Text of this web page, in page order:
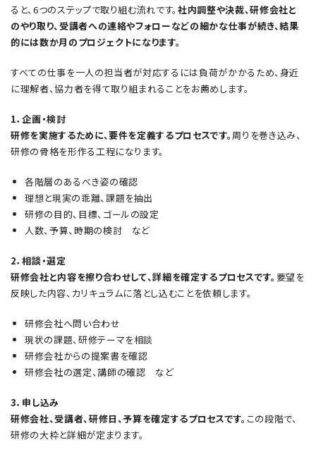
ると、6つのステップで取り組む流れです。 社内調整や決裁、研修会社と
のやり取り、受講者への連絡やフォローなどの細かな仕事が続き、結果
的には数か月のプロジェクトになります。
すべての仕事を一人の担当者が対応するには負荷がかかるため、身近
に理解者、協力者を得て取り組まれることをお薦めします。
1．企画・検討
研修を実施するために、要件を定義するプロセスです。周りを巻き込み、
研修の骨格を形作る工程になります。
各階層のあるべき姿の確認
理想と現実の乖離、課題を抽出
研修の目的、目標、ゴールの設定
人数、予算、時期の検討 など
2．相談・選定
研修会社と内容を擦り合わせして、詳細を確定するプロセスです。 要望を
反映した内容、カリキュラムに落とし込むことを依頼します。
研修会社へ問い合わせ
現状の課題、研修テーマを相談
研修会社からの提案書を確認
研修会社の選定、講師の確認 など
3．申し込み
研修会社、受講者、研修日、予算を確定するプロセスです。 この段階で、
研修の大枠と詳細が定まります。